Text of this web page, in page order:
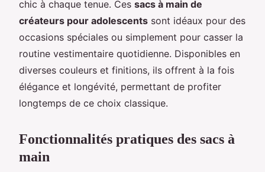
chic à chaque tenue. Ces sacs à main de
créateurs pour adolescents sont idéaux pour des
occasions spéciales ou simplement pour casser la
routine vestimentaire quotidienne. Disponibles en
diverses couleurs et finitions, ils offrent à la fois
élégance et longévité, permettant de profiter
longtemps de ce choix classique.
Fonctionnalités pratiques des sacs à
main